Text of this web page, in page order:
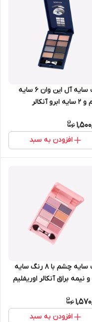
پالت سایه آل این وان 6 سایه
چشم و 2 سایه ابرو آنکالر
افزودن به سبد
پالت سایه چشم با 8 رنگ سایه
نیمه براق آنکالر اوریفلیم
افزودن به سبد